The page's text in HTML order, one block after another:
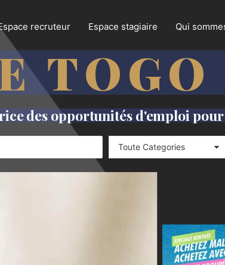
recruteur Espace stagiaire Qui
TOGO
des opportunités d'emploi pour
Toute Categories